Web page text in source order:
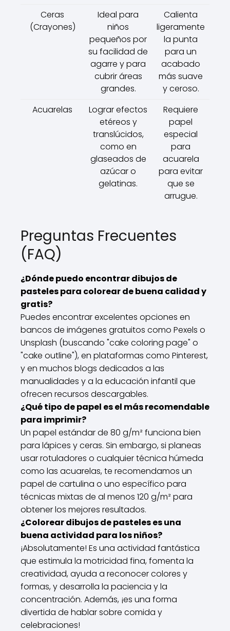
Ceras
(Crayones)
Ideal para
niños
pequeños por
su facilidad de
agarre y para
cubrir áreas
grandes.
Calienta
ligeramente
la punta
para un
acabado
más suave
y ceroso.
Acuarelas
Lograr efectos
etéreos y
translúcidos,
como en
glaseados de
azúcar o
gelatinas.
Requiere
papel
especial
para
acuarela
para evitar
que se
arrugue.
Preguntas Frecuentes
(FAQ)
¿Dónde puedo encontrar dibujos de
pasteles para colorear de buena calidad y
gratis?
Puedes encontrar excelentes opciones en
bancos de imágenes gratuitos como Pexels o
Unsplash (buscando "cake coloring page" o
"cake outline"), en plataformas como Pinterest,
y en muchos blogs dedicados a las
manualidades y a la educación infantil que
ofrecen recursos descargables.
¿Qué tipo de papel es el más recomendable
para imprimir?
Un papel estándar de 80 g/m² funciona bien
para lápices y ceras. Sin embargo, si planeas
usar rotuladores o cualquier técnica húmeda
como las acuarelas, te recomendamos un
papel de cartulina o uno específico para
técnicas mixtas de al menos 120 g/m² para
obtener los mejores resultados.
¿Colorear dibujos de pasteles es una
buena actividad para los niños?
¡Absolutamente! Es una actividad fantástica
que estimula la motricidad fina, fomenta la
creatividad, ayuda a reconocer colores y
formas, y desarrolla la paciencia y la
concentración. Además, ¡es una forma
divertida de hablar sobre comida y
celebraciones!